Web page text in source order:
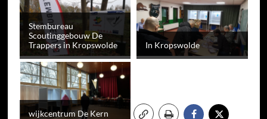
Stembureau
Scoutinggebouw De
Trappers in Kropswolde
In Kropswolde
wijkcentrum De Kern